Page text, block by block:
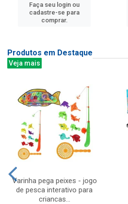
Faça seu login ou
cadastre-se para
comprar.
Produtos em Destaque
Veja mais
Varinha pega peixes - jogo
de pesca interativo para
criancas...